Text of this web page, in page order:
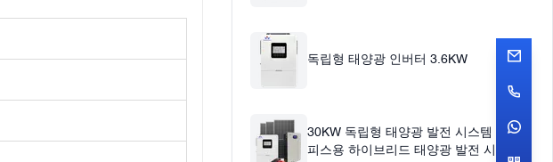
독립형 태양광 인버터 3.6KW
30KW 독립형 태양광 발전 시스템 홈 오
피스용 하이브리드 태양광 발전 시스템